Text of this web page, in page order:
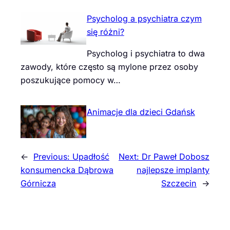
Psycholog a psychiatra czym
się różni?
Psycholog i psychiatra to dwa
zawody, które często są mylone przez osoby
poszukujące pomocy w…
Animacje dla dzieci Gdańsk
← Previous: Upadłość
konsumencka Dąbrowa
Górnicza
Next: Dr Paweł Dobosz
najlepsze implanty
Szczecin
→